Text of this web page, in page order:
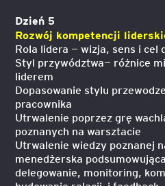
Dzień 5
Rozwój kompetencji
Rola lidera — wizja, sens i cel
Styl przywództwa— różnice
liderem
Dopasowanie stylu
pracownika
Utrwalenie poprzez grę
poznanych na warsztacie
Utrwalenie wiedzy poznanej
menedżerska
delegowanie, monitoring,